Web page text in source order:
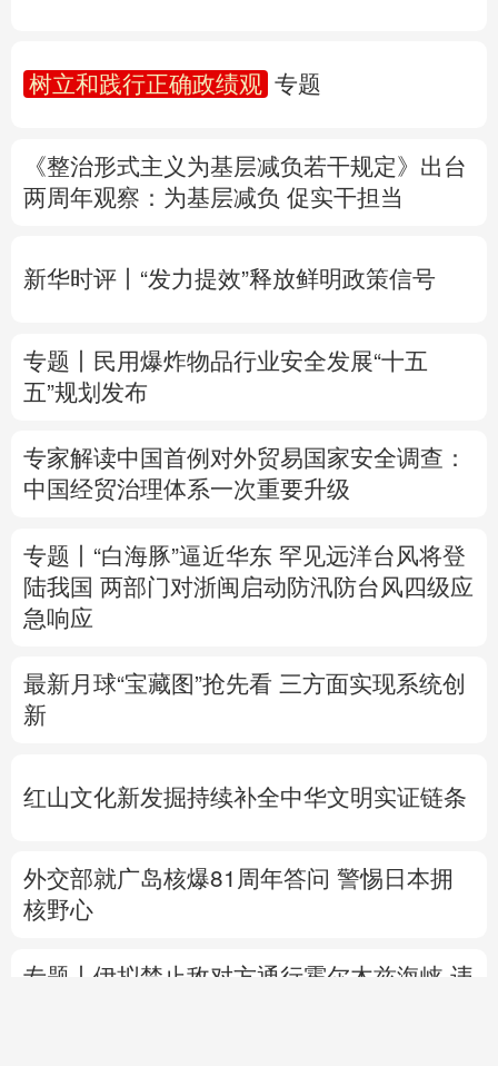
English Español Français عربى
Deutsch Português
树立和践行正确政绩观 专题
《整治形式主义为基层减负若干规定》出台
两周年观察 ：为基层减负 促实干担当
新华时评丨“发力提效”释放鲜明政策信号
专题丨
民用爆炸物品行业安全发展“十五
五”规划发布
专家解读中国首例对外贸易国家安全调查：
中国经贸治理体系一次重要升级
专题丨 “白海豚”逼近华东 罕见远洋台风将登
陆我国 两部门对浙闽启动防汛防台风四级应
急响应
最新月球“宝藏图”抢先看 三方面实现系统创
新
红山文化新发掘持续补全中华文明实证链条
外交部就广岛核爆81周年答问 警惕日本拥
核野心
专题丨 伊拟禁止敌对方通行霍尔木兹海峡 违